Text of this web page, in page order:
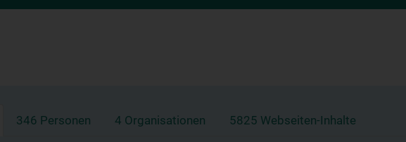
346 Personen 4 Organisationen 5825 Webseiten-Inhalte